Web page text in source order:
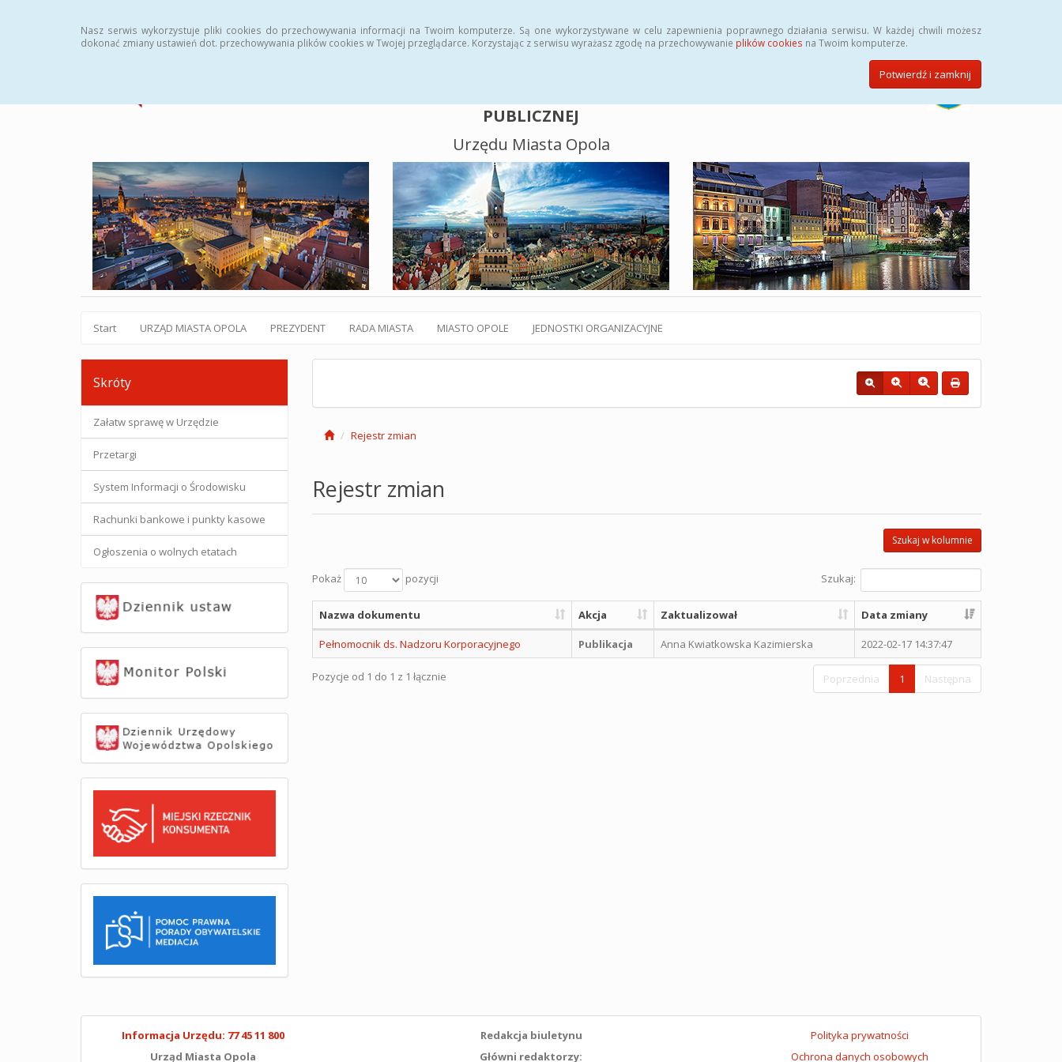
Nasz serwis wykorzystuje pliki cookies do przechowywania informacji na Twoim komputerze. Są one wykorzystywane w celu zapewnienia poprawnego działania serwisu. W każdej chwili możesz
dokonać zmiany ustawień dot. przechowywania plików cookies w Twojej przeglądarce. Korzystając z serwisu wyrażasz zgodę na przechowywanie plików cookies na Twoim komputerze.
Potwierdź i zamknij
PUBLICZNEJ
Urzędu Miasta Opola
Start URZĄD MIASTA OPOLA PREZYDENT RADA MIASTA MIASTO OPOLE JEDNOSTKI ORGANIZACYJNE
Skróty
Załatw sprawę w Urzędzie
Przetargi
System Informacji o Środowisku
Rachunki bankowe i punkty kasowe
Ogłoszenia o wolnych etatach
Rejestr zmian
Rejestr zmian
Szukaj w kolumnie
Pokaż pozycji Szukaj:
Nazwa dokumentu Akcja Zaktualizował Data zmiany
Pełnomocnik ds. Nadzoru Korporacyjnego Publikacja Anna Kwiatkowska Kazimierska 2022-02-17 14:37:47
Pozycje od 1 do 1 z 1 łącznie Poprzednia 1 Następna
Informacja Urzędu: 77 45 11 800
Urząd Miasta Opola
Redakcja biuletynu
Główni redaktorzy:
Polityka prywatności
Ochrona danych osobowych